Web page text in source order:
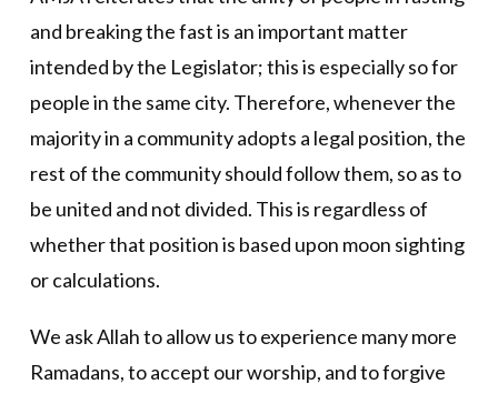
and breaking the fast is an important matter
intended by the Legislator; this is especially so for
people in the same city. Therefore, whenever the
majority in a community adopts a legal position, the
rest of the community should follow them, so as to
be united and not divided. This is regardless of
whether that position is based upon moon sighting
or calculations.
We ask Allah to allow us to experience many more
Ramadans, to accept our worship, and to forgive